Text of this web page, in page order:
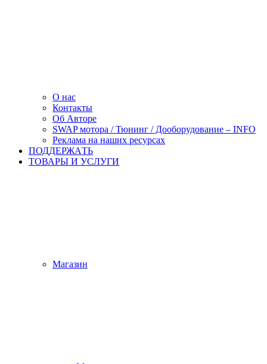
О нас
Контакты
Об Авторе
SWAP мотора / Тюнинг / Дооборудование – INFO
Реклама на наших ресурсах
ПОДДЕРЖАTЬ
ТОВАРЫ И УСЛУГИ
Магазин